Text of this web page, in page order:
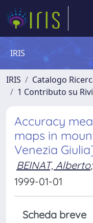
IRIS
IRIS
Catalogo
1 Contributo su
Accuracy
maps in
Venezia
BEINAT, Alberto;
1999-01-01
Scheda breve